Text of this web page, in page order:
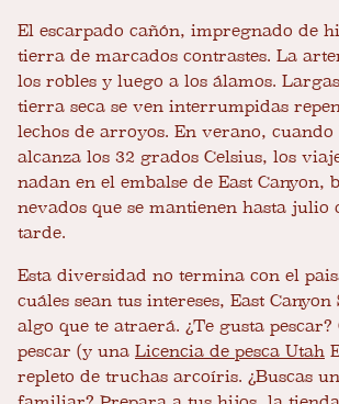
El escarpado cañón, impregnado de
tierra de marcados contrastes. La
los robles y luego a los álamos.
tierra seca se ven interrumpidas
lechos de arroyos. En verano,
alcanza los 32 grados Celsius, los
nadan en el embalse de East Canyon,
nevados que se mantienen hasta julio
tarde.
Esta diversidad no termina con el
cuáles sean tus intereses, East
algo que te atraerá. ¿Te gusta pescar?
pescar (y una Licencia de pesca Utah
repleto de truchas arcoíris. ¿Buscas